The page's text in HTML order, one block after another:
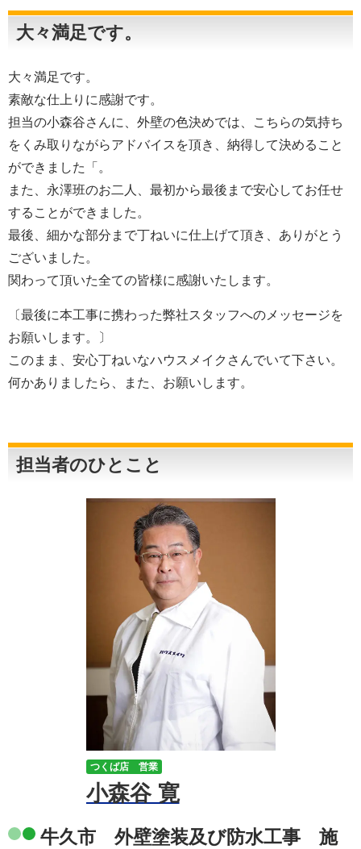
大々満足です。
大々満足です。
素敵な仕上りに感謝です。
担当の小森谷さんに、外壁の色決めでは、こちらの気持ち
をくみ取りながらアドバイスを頂き、納得して決めること
ができました「。
また、永澤班のお二人、最初から最後まで安心してお任せ
することができました。
最後、細かな部分まで丁ねいに仕上げて頂き、ありがとう
ございました。
関わって頂いた全ての皆様に感謝いたします。
〔最後に本工事に携わった弊社スタッフへのメッセージを
お願いします。〕
このまま、安心丁ねいなハウスメイクさんでいて下さい。
何かありましたら、また、お願いします。
担当者のひとこと
つくば店 営業
小森谷 寛
牛久市 外壁塗装及び防水工事 施